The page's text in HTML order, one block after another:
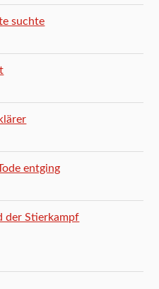
suchte
entging
der Stierkampf